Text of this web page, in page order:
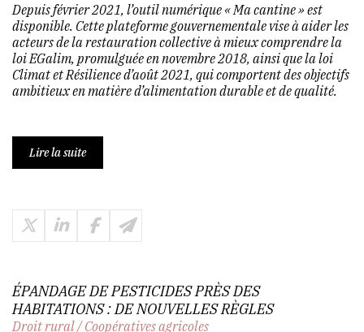
Depuis février 2021, l’outil numérique « Ma cantine » est
disponible. Cette plateforme gouvernementale vise à aider les
acteurs de la restauration collective à mieux comprendre la
loi EGalim, promulguée en novembre 2018, ainsi que la loi
Climat et Résilience d’août 2021, qui comportent des objectifs
ambitieux en matière d’alimentation durable et de qualité.
Lire la suite
ÉPANDAGE DE PESTICIDES PRÈS DES
HABITATIONS : DE NOUVELLES RÈGLES
Droit rural/Coopératives agricoles